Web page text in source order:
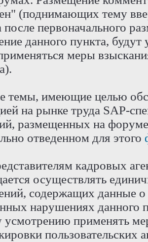
(поднимающих тему
после первоначального
данного пункта, будут
меры
темы, имеющие целью
на рынке труда SAP-
размещенных на
отведенном для этого
кадровых
осуществлять
содержащих данные о
нарушениях данного
усмотрению применять